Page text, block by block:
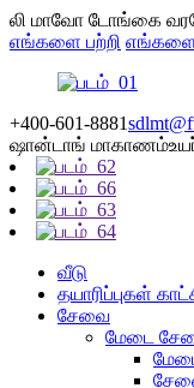
லி மாவோ டோங்கை
எங்களை பற்றி எங்களை
+400-601-8881
ஷான்டாங் மாகாணம்
வீடு
தயாரிப்புகள்
சேவை
மேடை